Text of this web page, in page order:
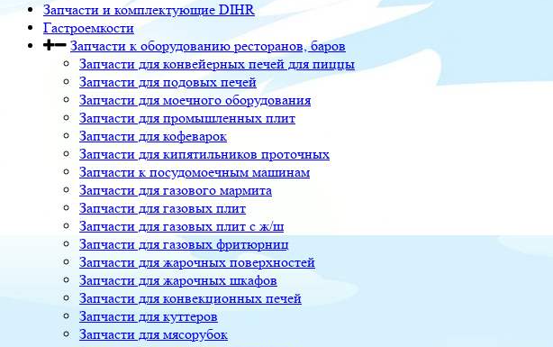
Запчасти и комплектующие DIHR
Гастроемкости
Запчасти к оборудованию ресторанов, баров
Запчасти для конвейерных печей для пиццы
Запчасти для подовых печей
Запчасти для моечного оборудования
Запчасти для промышленных плит
Запчасти для кофеварок
Запчасти для кипятильников проточных
Запчасти к посудомоечным машинам
Запчасти для газового мармита
Запчасти для газовых плит
Запчасти для газовых плит с ж/ш
Запчасти для газовых фритюрниц
Запчасти для жарочных поверхностей
Запчасти для жарочных шкафов
Запчасти для конвекционных печей
Запчасти для куттеров
Запчасти для мясорубок